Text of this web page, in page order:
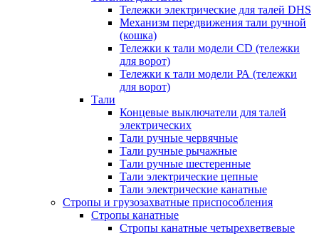
Тележки электрические для талей DHS
Механизм передвижения тали ручной
(кошка)
Тележки к тали модели CD (тележки
для ворот)
Тележки к тали модели РА (тележки
для ворот)
Тали
Концевые выключатели для талей
электрических
Тали ручные червячные
Тали ручные рычажные
Тали ручные шестеренные
Тали электрические цепные
Тали электрические канатные
Стропы и грузозахватные приспособления
Стропы канатные
Стропы канатные четырехветвевые